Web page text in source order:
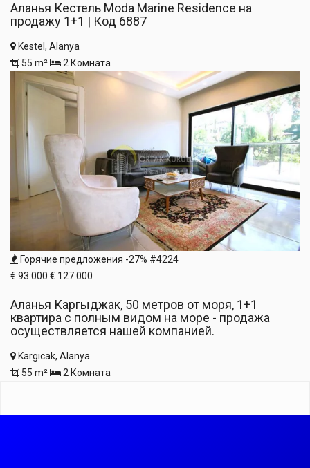
Аланья Кестель Moda Marine Residence на
продажу 1+1 | Код 6887
Kestel, Alanya
55 m²
2 Комната
Горячие предложения -27% #4224
€ 93 000 € 127 000
Аланья Каргыджак, 50 метров от моря, 1+1
квартира с полным видом на море - продажа
осуществляется нашей компанией.
Kargıcak, Alanya
55 m²
2 Комната